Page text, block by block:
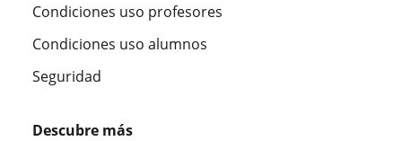
Condiciones uso profesores
Condiciones uso alumnos
Seguridad
Descubre más